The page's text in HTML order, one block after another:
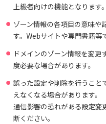
上級者向けの機能となります。
ゾーン情報の各項目の意味や
す。Webサイトや専門書籍等
ドメインのゾーン情報を変
度必要な場合があります。
誤った設定や削除を行うこと
えなくなる場合があります。
通信影響の恐れがある設定変
断ください。